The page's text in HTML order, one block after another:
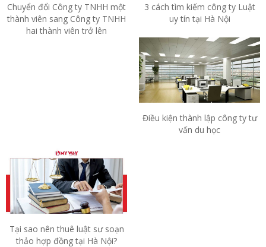
Chuyển đổi Công ty TNHH một
thành viên sang Công ty TNHH
hai thành viên trở lên
3 cách tìm kiếm công ty Luật
uy tín tại Hà Nội
Điều kiện thành lập công ty tư
vấn du học
Tại sao nên thuê luật sư soạn
thảo hợp đồng tại Hà Nội?